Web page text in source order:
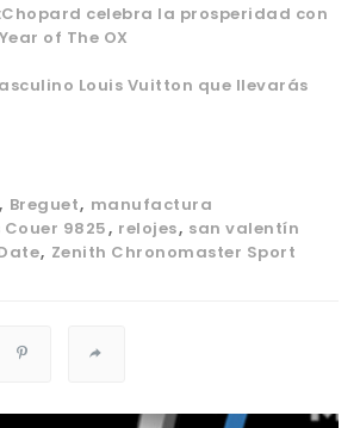
celebra la prosperidad con
of The OX
Louis Vuitton que llevarás
Breguet
manufactura
Couer 9825
relojes san valentín
Zenith Chronomaster Sport